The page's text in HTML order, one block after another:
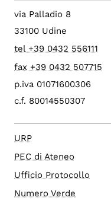
via Palladio 8
33100 Udine
tel +39 0432 556111
fax +39 0432 507715
p.iva 01071600306
c.f. 80014550307
URP
PEC di Ateneo
Ufficio Protocollo
Numero Verde